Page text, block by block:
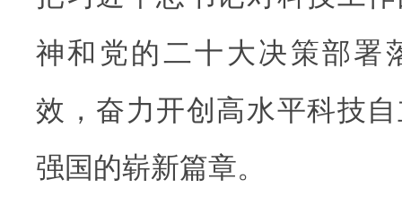
神和党的二十大决策部署
效，奋力开创高水平科技
强国的崭新篇章。